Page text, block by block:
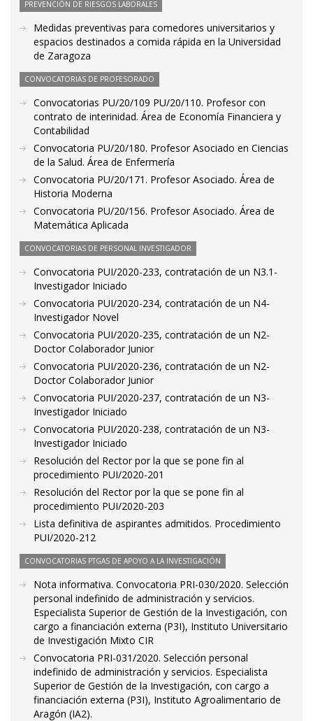
PREVENCIÓN DE RIESGOS LABORALES
Medidas preventivas para comedores universitarios y
espacios destinados a comida rápida en la Universidad
de Zaragoza
CONVOCATORIAS DE PROFESORADO
Convocatorias PU/20/109 PU/20/110. Profesor con
contrato de interinidad. Área de Economía Financiera y
Contabilidad
Convocatoria PU/20/180. Profesor Asociado en Ciencias
de la Salud. Área de Enfermería
Convocatoria PU/20/171. Profesor Asociado. Área de
Historia Moderna
Convocatoria PU/20/156. Profesor Asociado. Área de
Matemática Aplicada
CONVOCATORIAS DE PERSONAL INVESTIGADOR
Convocatoria PUI/2020-233, contratación de un N3.1-
Investigador Iniciado
Convocatoria PUI/2020-234, contratación de un N4-
Investigador Novel
Convocatoria PUI/2020-235, contratación de un N2-
Doctor Colaborador Junior
Convocatoria PUI/2020-236, contratación de un N2-
Doctor Colaborador Junior
Convocatoria PUI/2020-237, contratación de un N3-
Investigador Iniciado
Convocatoria PUI/2020-238, contratación de un N3-
Investigador Iniciado
Resolución del Rector por la que se pone fin al
procedimiento PUI/2020-201
Resolución del Rector por la que se pone fin al
procedimiento PUI/2020-203
Lista definitiva de aspirantes admitidos. Procedimiento
PUI/2020-212
CONVOCATORIAS PTGAS DE APOYO A LA INVESTIGACIÓN
Nota informativa. Convocatoria PRI-030/2020. Selección
personal indefinido de administración y servicios.
Especialista Superior de Gestión de la Investigación, con
cargo a financiación externa (P3I), Instituto Universitario
de Investigación Mixto CIR
Convocatoria PRI-031/2020. Selección personal
indefinido de administración y servicios. Especialista
Superior de Gestión de la Investigación, con cargo a
financiación externa (P3I), Instituto Agroalimentario de
Aragón (IA2).